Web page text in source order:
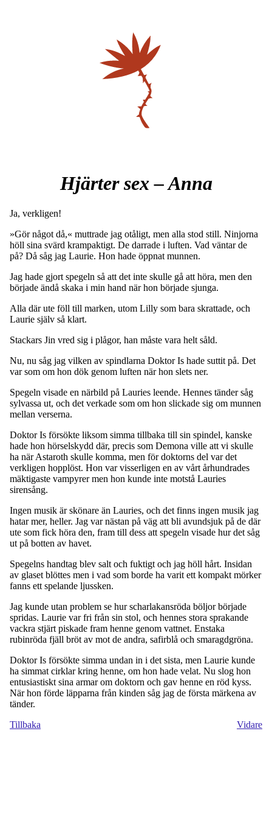
Hjärter sex – Anna
Ja, verkligen!
»Gör något då,« muttrade jag otåligt, men alla stod still. Ninjorna
höll sina svärd krampaktigt. De darrade i luften. Vad väntar de
på? Då såg jag Laurie. Hon hade öppnat munnen.
Jag hade gjort spegeln så att det inte skulle gå att höra, men den
började ändå skaka i min hand när hon började sjunga.
Alla där ute föll till marken, utom Lilly som bara skrattade, och
Laurie själv så klart.
Stackars Jin vred sig i plågor, han måste vara helt såld.
Nu, nu såg jag vilken av spindlarna Doktor Is hade suttit på. Det
var som om hon dök genom luften när hon slets ner.
Spegeln visade en närbild på Lauries leende. Hennes tänder såg
sylvassa ut, och det verkade som om hon slickade sig om munnen
mellan verserna.
Doktor Is försökte liksom simma tillbaka till sin spindel, kanske
hade hon hörselskydd där, precis som Demona ville att vi skulle
ha när Astaroth skulle komma, men för doktorns del var det
verkligen hopplöst. Hon var visserligen en av vårt århundrades
mäktigaste vampyrer men hon kunde inte motstå Lauries
sirensång.
Ingen musik är skönare än Lauries, och det finns ingen musik jag
hatar mer, heller. Jag var nästan på väg att bli avundsjuk på de där
ute som fick höra den, fram till dess att spegeln visade hur det såg
ut på botten av havet.
Spegelns handtag blev salt och fuktigt och jag höll hårt. Insidan
av glaset blöttes men i vad som borde ha varit ett kompakt mörker
fanns ett spelande ljussken.
Jag kunde utan problem se hur scharlakansröda böljor började
spridas. Laurie var fri från sin stol, och hennes stora sprakande
vackra stjärt piskade fram henne genom vattnet. Enstaka
rubinröda fjäll bröt av mot de andra, safirblå och smaragdgröna.
Doktor Is försökte simma undan in i det sista, men Laurie kunde
ha simmat cirklar kring henne, om hon hade velat. Nu slog hon
entusiastiskt sina armar om doktorn och gav henne en röd kyss.
När hon förde läpparna från kinden såg jag de första märkena av
tänder.
Tillbaka
Vidare